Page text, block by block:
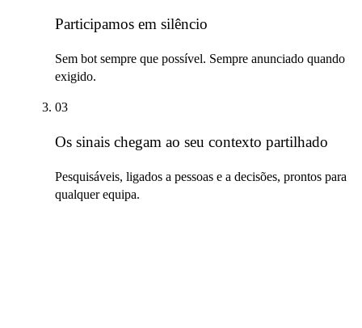
Participamos em silêncio
Sem bot sempre que possível. Sempre anunciado quando
exigido.
03
Os sinais chegam ao seu contexto partilhado
Pesquisáveis, ligados a pessoas e a decisões, prontos para
qualquer equipa.